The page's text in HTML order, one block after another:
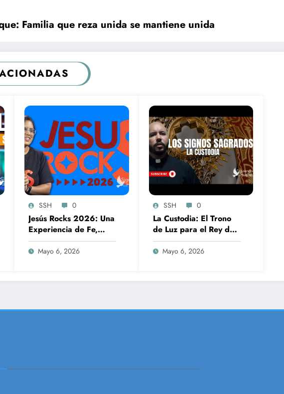
Familia que reza unida se mantiene unida
SSH 0
Jesús Rocks 2026: Una
Experiencia de Fe,
Música y Solidaridad
Mayo 6, 2026
SSH 0
La Custodia: El Trono
de Luz para el Rey de
Reyes
Mayo 6, 2026